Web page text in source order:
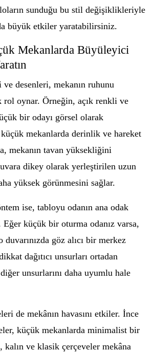
sunduğu bu stil değişiklikleriyle
büyük etkiler yaratabilirsiniz.
Mekanlarda Büyüleyici
desenleri, mekanın ruhunu
rol oynar. Örneğin, açık renkli ve
bir odayı görsel olarak
mekanlarda derinlik ve hareket
mekanın tavan yüksekliğini
dikey olarak yerleştirilen uzun
yüksek görünmesini sağlar.
ise, tabloyu odanın ana odak
Eğer küçük bir oturma odanız varsa,
göz alıcı bir merkez
dağıtıcı unsurları ortadan
unsurlarını daha uyumlu hale
de mekânın havasını etkiler. İnce
küçük mekanlarda minimalist bir
ve klasik çerçeveler mekâna